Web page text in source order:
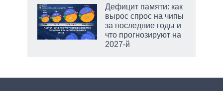
Дефицит памяти: как
вырос спрос на чипы
за последние годы и
что прогнозируют на
2027-й